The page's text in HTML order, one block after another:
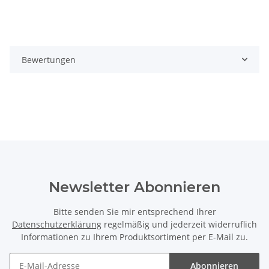
Bewertungen
Newsletter Abonnieren
Bitte senden Sie mir entsprechend Ihrer
Datenschutzerklärung regelmäßig und jederzeit widerruflich
Informationen zu Ihrem Produktsortiment per E-Mail zu.
Abonnieren